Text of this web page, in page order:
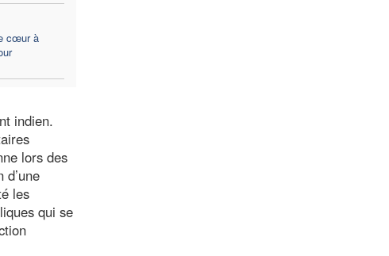
cœur à
indien.
lors des
les
qui se